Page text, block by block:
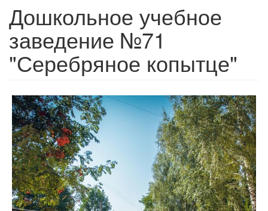
Дошкольное учебное
заведение №71
"Серебряное копытце"